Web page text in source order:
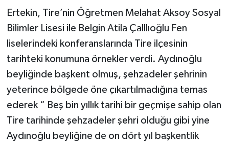
Ertekin, Tire’nin Öğretmen Melahat Aksoy Sosyal
Bilimler Lisesi ile Belgin Atila Çalllıoğlu Fen
liselerindeki konferanslarında Tire ilçesinin
tarihteki konumuna örnekler verdi. Aydınoğlu
beyliğinde başkent olmuş, şehzadeler şehrinin
yeterince bölgede öne çıkartılmadığına temas
ederek “ Beş bin yıllık tarihi bir geçmişe sahip olan
Tire tarihinde şehzadeler şehri olduğu gibi yine
Aydınoğlu beyliğine de on dört yıl başkentlik